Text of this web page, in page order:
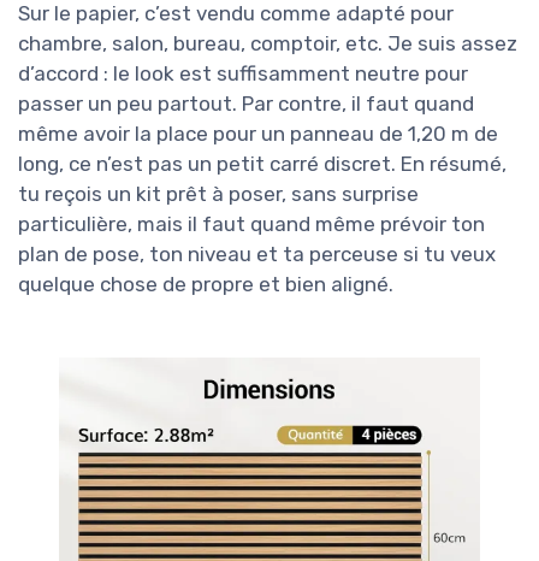
Sur le papier, c’est vendu comme adapté pour
chambre, salon, bureau, comptoir, etc. Je suis assez
d’accord : le look est suffisamment neutre pour
passer un peu partout. Par contre, il faut quand
même avoir la place pour un panneau de 1,20 m de
long, ce n’est pas un petit carré discret. En résumé,
tu reçois un kit prêt à poser, sans surprise
particulière, mais il faut quand même prévoir ton
plan de pose, ton niveau et ta perceuse si tu veux
quelque chose de propre et bien aligné.